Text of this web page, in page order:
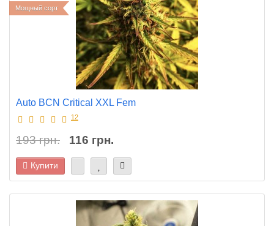
Мощный сорт
Auto BCN Critical XXL Fem
12
193 грн. 116 грн.
Купити